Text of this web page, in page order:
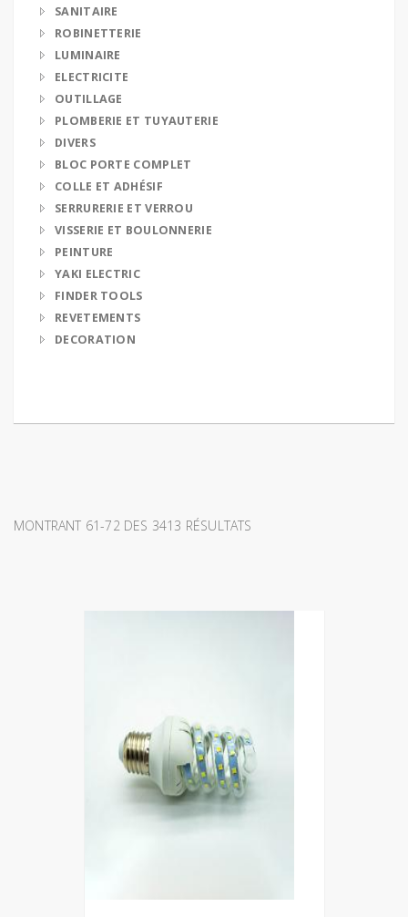
SANITAIRE
ROBINETTERIE
LUMINAIRE
ELECTRICITE
OUTILLAGE
PLOMBERIE ET TUYAUTERIE
DIVERS
BLOC PORTE COMPLET
COLLE ET ADHÉSIF
SERRURERIE ET VERROU
VISSERIE ET BOULONNERIE
PEINTURE
YAKI ELECTRIC
FINDER TOOLS
REVETEMENTS
DECORATION
MONTRANT 61-72 DES 3413 RÉSULTATS